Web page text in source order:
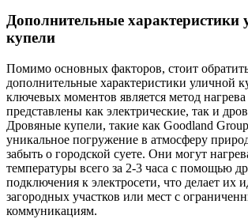
Дополнительные характеристики
купели
Помимо основных факторов, стоит
дополнительные характеристики уличной
ключевых моментов является метод
представлены как электрические, так и
Дровяные купели, такие как Goodland
уникальное погружение в атмосферу
забыть о городской суете. Они могут
температуры всего за 2-3 часа с помощью
подключения к электросети, что делает их
загородных участков или мест с
коммуникациям.